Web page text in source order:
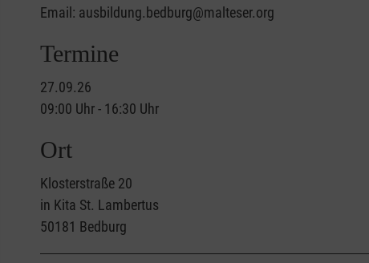
Email: ausbildung.bedburg@malteser.org
Termine
27.09.26
09:00 Uhr - 16:30 Uhr
Ort
Klosterstraße 20
in Kita St. Lambertus
50181 Bedburg